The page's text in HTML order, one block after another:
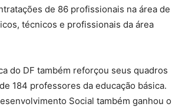
de 86 profissionais na área de
técnicos e profissionais da área
do DF também reforçou seus quadros
184 professores da educação básica.
Social também ganhou o